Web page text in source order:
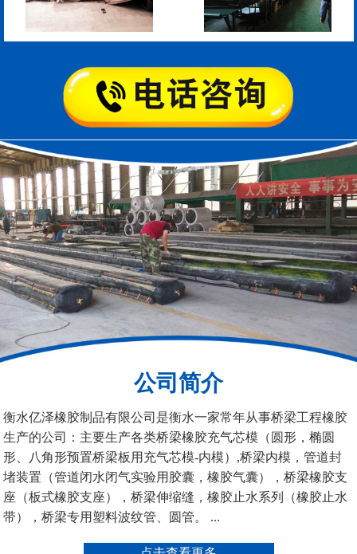
L型桥梁伸缩缝 Z型桥梁伸缩缝
板式橡胶伸缩缝 C型桥梁伸缩缝
200*25米圆形桥梁气囊 390*14米的圆形充气芯
模
公司简介
衡水亿泽橡胶制品有限公司是衡水一家常年从事桥梁工程橡胶
生产的公司：主要生产各类桥梁橡胶充气芯模（圆形，椭圆
形、八角形预置桥梁板用充气芯模-内模）,桥梁内模，管道封
堵装置（管道闭水闭气实验用胶囊，橡胶气囊），桥梁橡胶支
座（板式橡胶支座），桥梁伸缩缝，橡胶止水系列（橡胶止水
带），桥梁专用塑料波纹管、圆管。 ...